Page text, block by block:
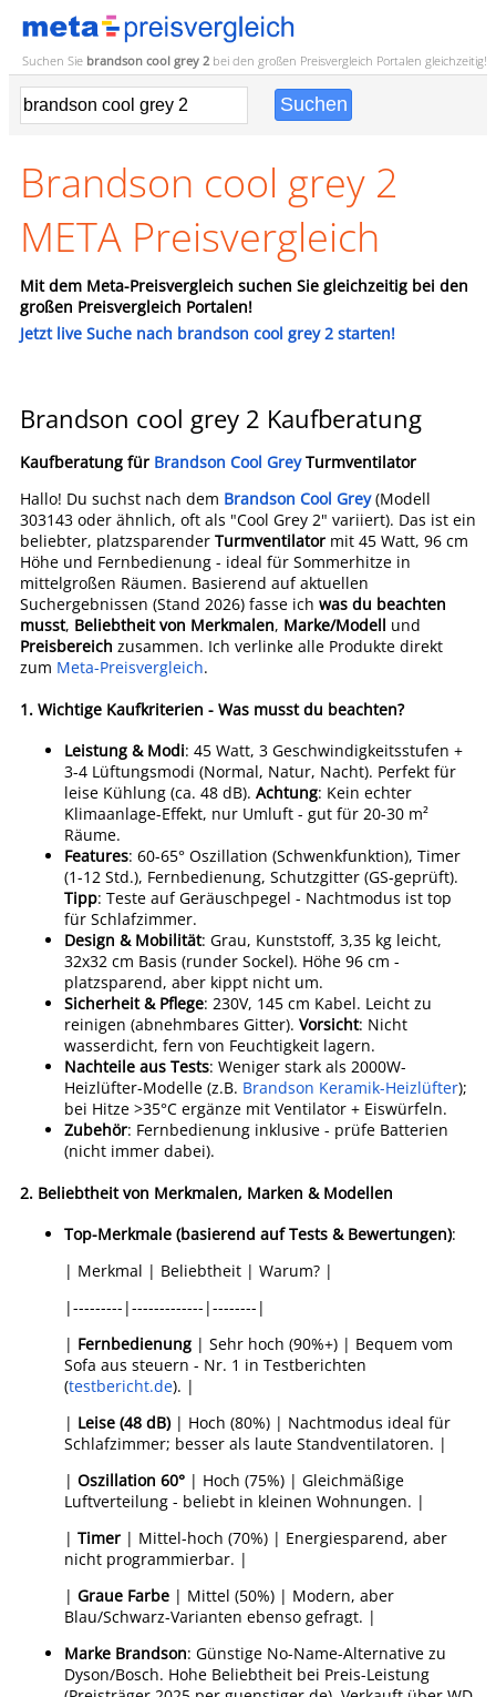
Suchen Sie brandson cool grey 2 bei den großen Preisvergleich Portalen gleichzeitig!
Brandson cool grey 2
META Preisvergleich
Mit dem Meta-Preisvergleich suchen Sie gleichzeitig bei den
großen Preisvergleich Portalen!
Jetzt live Suche nach brandson cool grey 2 starten!
Brandson cool grey 2 Kaufberatung
Kaufberatung für Brandson Cool GreyTurmventilator
Hallo! Du suchst nach dem Brandson Cool Grey(Modell
303143 oder ähnlich, oft als "Cool Grey 2" variiert). Das ist ein
beliebter, platzsparender Turmventilator mit 45 Watt, 96 cm
Höhe und Fernbedienung - ideal für Sommerhitze in
mittelgroßen Räumen. Basierend auf aktuellen
Suchergebnissen (Stand 2026) fasse ich was du beachten
musst, Beliebtheit von Merkmalen, Marke/Modell und
Preisbereich zusammen. Ich verlinke alle Produkte direkt
zum Meta-Preisvergleich.
1. Wichtige Kaufkriterien - Was musst du beachten?
Leistung & Modi: 45 Watt, 3 Geschwindigkeitsstufen +
3-4 Lüftungsmodi (Normal, Natur, Nacht). Perfekt für
leise Kühlung (ca. 48 dB). Achtung: Kein echter
Klimaanlage-Effekt, nur Umluft - gut für 20-30 m²
Räume.
Features: 60-65° Oszillation (Schwenkfunktion), Timer
(1-12 Std.), Fernbedienung, Schutzgitter (GS-geprüft).
Tipp: Teste auf Geräuschpegel - Nachtmodus ist top
für Schlafzimmer.
Design & Mobilität: Grau, Kunststoff, 3,35 kg leicht,
32x32 cm Basis (runder Sockel). Höhe 96 cm -
platzsparend, aber kippt nicht um.
Sicherheit & Pflege: 230V, 145 cm Kabel. Leicht zu
reinigen (abnehmbares Gitter). Vorsicht: Nicht
wasserdicht, fern von Feuchtigkeit lagern.
Nachteile aus Tests: Weniger stark als 2000W-
Heizlüfter-Modelle (z.B. Brandson Keramik-Heizlüfter);
bei Hitze >35°C ergänze mit Ventilator + Eiswürfeln.
Zubehör: Fernbedienung inklusive - prüfe Batterien
(nicht immer dabei).
2. Beliebtheit von Merkmalen, Marken & Modellen
Top-Merkmale (basierend auf Tests & Bewertungen):
| Merkmal | Beliebtheit | Warum? |
|---------|-------------|--------|
| Fernbedienung | Sehr hoch (90%+) | Bequem vom
Sofa aus steuern - Nr. 1 in Testberichten
(testbericht.de). |
| Leise (48 dB) | Hoch (80%) | Nachtmodus ideal für
Schlafzimmer; besser als laute Standventilatoren. |
| Oszillation 60° | Hoch (75%) | Gleichmäßige
Luftverteilung - beliebt in kleinen Wohnungen. |
| Timer | Mittel-hoch (70%) | Energiesparend, aber
nicht programmierbar. |
| Graue Farbe | Mittel (50%) | Modern, aber
Blau/Schwarz-Varianten ebenso gefragt. |
Marke Brandson: Günstige No-Name-Alternative zu
Dyson/Bosch. Hohe Beliebtheit bei Preis-Leistung